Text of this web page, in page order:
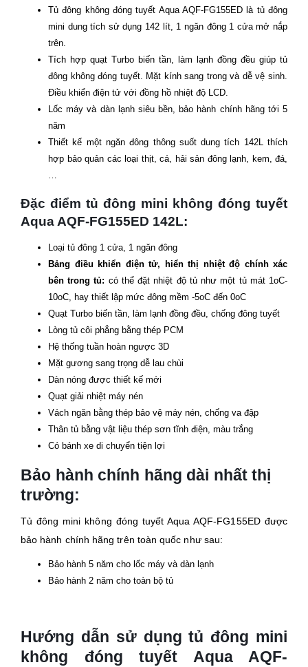
Tủ đông không đóng tuyết Aqua AQF-FG155ED là tủ đông
mini dung tích sử dụng 142 lít, 1 ngăn đông 1 cửa mở nắp
trên.
Tích hợp quạt Turbo biến tần, làm lạnh đồng đều giúp tủ
đông không đóng tuyết. Mặt kính sang trong và dễ vệ sinh.
Điều khiển điện tử với đồng hồ nhiệt độ LCD.
Lốc máy và dàn lạnh siêu bền, bảo hành chính hãng tới 5
năm
Thiết kế một ngăn đông thông suốt dung tích 142L thích
hợp bảo quản các loại thịt, cá, hải sản đông lạnh, kem, đá,
…
Đặc điểm tủ đông mini không đóng tuyết
Aqua AQF-FG155ED 142L:
Loại tủ đông 1 cửa, 1 ngăn đông
Bảng điều khiển điện tử, hiển thị nhiệt độ chính xác
bên trong tủ: có thể đặt nhiệt độ tủ như một tủ mát 1oC-
10oC, hay thiết lập mức đông mềm -5oC đến 0oC
Quạt Turbo biến tần, làm lạnh đồng đều, chống đông tuyết
Lòng tủ côi phẳng bằng thép PCM
Hệ thống tuần hoàn ngược 3D
Mặt gương sang trọng dễ lau chùi
Dàn nóng được thiết kế mới
Quạt giải nhiệt máy nén
Vách ngăn bằng thép bảo vệ máy nén, chống va đập
Thân tủ bằng vật liệu thép sơn tĩnh điện, màu trắng
Có bánh xe di chuyển tiện lợi
Bảo hành chính hãng dài nhất thị
trường:
Tủ đông mini không đóng tuyết Aqua AQF-FG155ED được
bảo hành chính hãng trên toàn quốc như sau:
Bảo hành 5 năm cho lốc máy và dàn lạnh
Bảo hành 2 năm cho toàn bộ tủ
Hướng dẫn sử dụng tủ đông mini
không đóng tuyết Aqua AQF-